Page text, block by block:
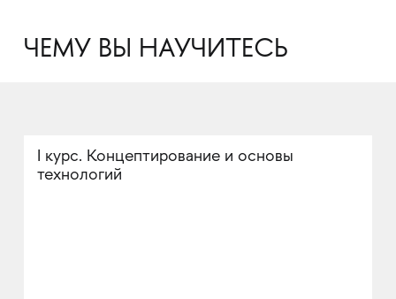
ЧЕМУ ВЫ НАУЧИТЕСЬ
I курс. Концептирование и основы
технологий